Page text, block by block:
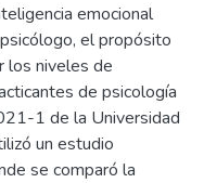
emocional
el propósito
los niveles de
de psicología
1 de la Universidad
un estudio
se comparó la